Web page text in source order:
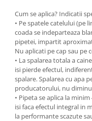
Cum se aplica? Indicatii
• Pe spatele catelului (pe
coada se indeparteaza
pipetei, impartit
Nu aplicati pe cap sau pe
• La spalarea totala a
isi pierde efectul,
spalare. Spalarea cu apa
producatorului, nu
• Pipeta se aplica la
isi faca efectul integral in
la performante scazute